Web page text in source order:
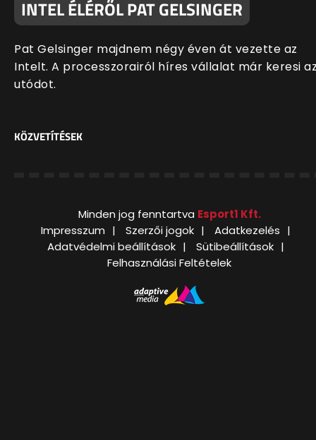
INTEL ÉLÉRŐL PAT GELSINGER
Pat Gelsinger majdnem négy éven át vezette az
Intelt. A processzorairól híres vállalat már keresi
utódot.
KÖZVETÍTÉSEK
Minden jog fenntartva Esport1 Kft.
Impresszum
Szerzői jogok
Adatkezelés
Adatvédelmi beállítások
Sütibeállítások
Felhasználási Feltételek